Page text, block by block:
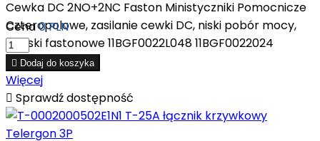
Cewka DC 2NO+2NC Faston Ministyczniki Pomocnicze
Czteropolowe, zasilanie cewki DC, niski pobór mocy,
zaciski fastonowe 11BGF0022L048 11BGF0022024
Cena0 PLN
 Dodaj do koszyka
Więcej
 Sprawdź dostępność